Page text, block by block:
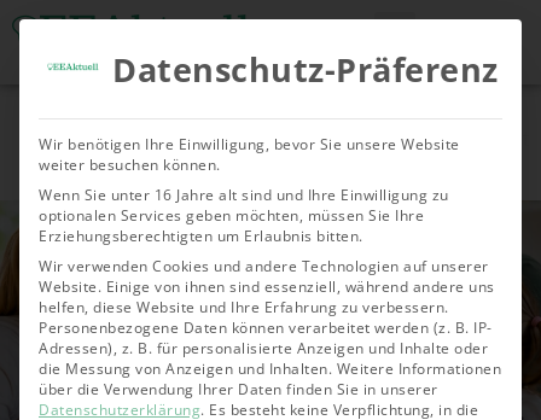
Nachhaltige
Investments
Allgemein Bioenergie
Datenschutz-Präferenz
Wir benötigen Ihre Einwilligung, bevor Sie unsere Website
weiter besuchen können.
Wenn Sie unter 16 Jahre alt sind und Ihre Einwilligung zu
optionalen Services geben möchten, müssen Sie Ihre
Erziehungsberechtigten um Erlaubnis bitten.
Wir verwenden Cookies und andere Technologien auf unserer
Website. Einige von ihnen sind essenziell, während andere uns
helfen, diese Website und Ihre Erfahrung zu verbessern.
Personenbezogene Daten können verarbeitet werden (z. B. IP-
Adressen), z. B. für personalisierte Anzeigen und Inhalte oder
die Messung von Anzeigen und Inhalten. Weitere Informationen
über die Verwendung Ihrer Daten finden Sie in unserer
Datenschutzerklärung. Es besteht keine Verpflichtung, in die